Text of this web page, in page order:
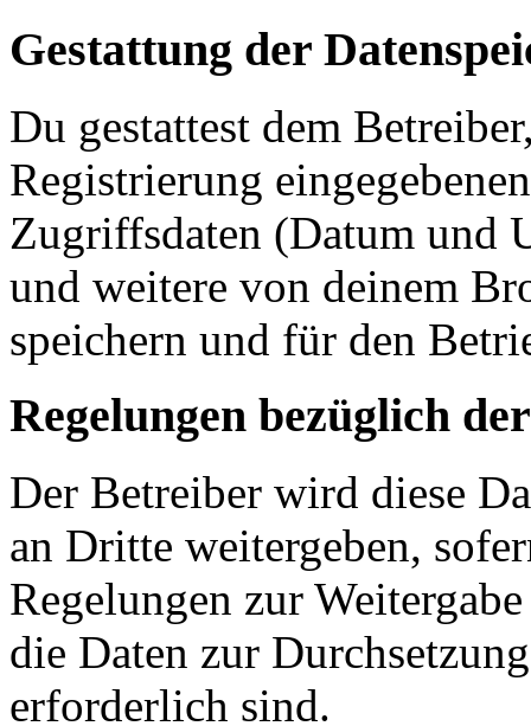
Gestattung der
Du gestattest dem
Registrierung
Zugriffsdaten (Datum und
und weitere von deinem
speichern und für den
Regelungen bezüglich
Der Betreiber wird diese
an Dritte weitergeben,
Regelungen zur
die Daten zur
erforderlich sind.